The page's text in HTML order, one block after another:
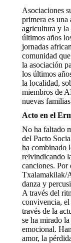
Asociaciones
primera es una
agricultura y la
últimos años
jornadas
comunidad
la asociación
los últimos
la localidad,
miembros de
nuevas
Acto en el
No ha faltado
del Pacto
ha combinado
reivindicando
canciones. Por
Txalamakilak/
danza y
A través del
convivencia,
través de la
se ha mirado
emocional.
amor, la